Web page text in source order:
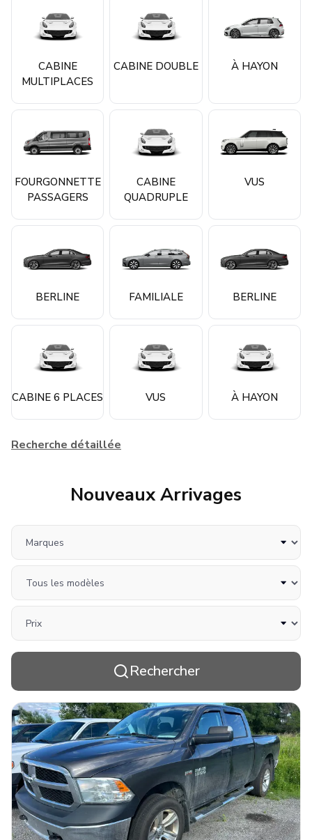
CABINE
MULTIPLACES
CABINE DOUBLE À HAYON
FOURGONNETTE
PASSAGERS
CABINE
QUADRUPLE
VUS
BERLINE FAMILIALE BERLINE
CABINE 6 PLACES VUS À HAYON
Recherche détaillée
Nouveaux Arrivages
Marques
Tous les modèles
Prix
Rechercher